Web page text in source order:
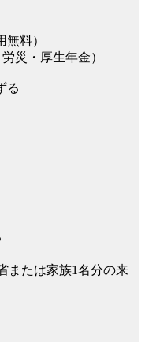
料）
災・厚生年金）
る
または家族1名分の来